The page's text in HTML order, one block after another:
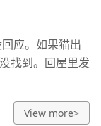
应。如果猫出
找到。回屋里发
View more>